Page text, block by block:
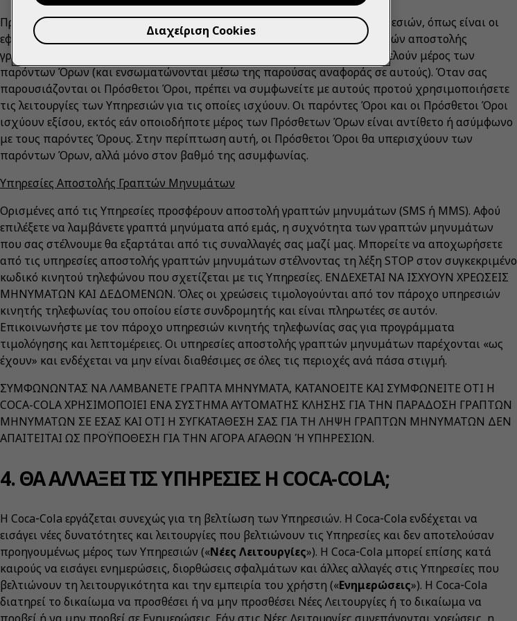
Πρόσθετοι όροι ενδέχεται να ισχύουν για ορισμένες λειτουργίες των Υπηρεσιών, όπως είναι οι
εφαρμογές, οι προωθητικές ενέργειες, οι όροι πώλησης ή η χρήση υπηρεσιών αποστολής
γραπτών μηνυμάτων («
»). Όλοι οι Πρόσθετοι Όροι αποτελούν μέρος των
παρόντων Όρων (και ενσωματώνονται μέσω της παρούσας αναφοράς σε αυτούς). Όταν σας
παρουσιάζονται οι Πρόσθετοι Όροι, πρέπει να συμφωνείτε με αυτούς προτού χρησιμοποιήσετε
τις λειτουργίες των Υπηρεσιών για τις οποίες ισχύουν. Οι παρόντες Όροι και οι Πρόσθετοι Όροι
ισχύουν εξίσου, εκτός εάν οποιοδήποτε μέρος των Πρόσθετων Όρων είναι αντίθετο ή ασύμφωνο
με τους παρόντες Όρους. Στην περίπτωση αυτή, οι Πρόσθετοι Όροι θα υπερισχύουν των
παρόντων Όρων, αλλά μόνο στον βαθμό της ασυμφωνίας.
Υπηρεσίες Αποστολής Γραπτών Μηνυμάτων
Ορισμένες από τις Υπηρεσίες προσφέρουν αποστολή γραπτών μηνυμάτων (SMS ή MMS). Αφού
επιλέξετε να λαμβάνετε γραπτά μηνύματα από εμάς, η συχνότητα των γραπτών μηνυμάτων
που σας στέλνουμε θα εξαρτάται από τις συναλλαγές σας μαζί μας. Μπορείτε να αποχωρήσετε
από τις υπηρεσίες αποστολής γραπτών μηνυμάτων στέλνοντας τη λέξη STOP στον συγκεκριμένο
κωδικό κινητού τηλεφώνου που σχετίζεται με τις Υπηρεσίες. ΕΝΔΕΧΕΤΑΙ ΝΑ ΙΣΧΥΟΥΝ ΧΡΕΩΣΕΙΣ
ΜΗΝΥΜΑΤΩΝ ΚΑΙ ΔΕΔΟΜΕΝΩΝ. Όλες οι χρεώσεις τιμολογούνται από τον πάροχο υπηρεσιών
κινητής τηλεφωνίας του οποίου είστε συνδρομητής και είναι πληρωτέες σε αυτόν.
Επικοινωνήστε με τον πάροχο υπηρεσιών κινητής τηλεφωνίας σας για προγράμματα
τιμολόγησης και λεπτομέρειες. Οι υπηρεσίες αποστολής γραπτών μηνυμάτων παρέχονται «ως
έχουν» και ενδέχεται να μην είναι διαθέσιμες σε όλες τις περιοχές ανά πάσα στιγμή.
ΣΥΜΦΩΝΩΝΤΑΣ ΝΑ ΛΑΜΒΑΝΕΤΕ ΓΡΑΠΤΑ ΜΗΝΥΜΑΤΑ, ΚΑΤΑΝΟΕΙΤΕ ΚΑΙ ΣΥΜΦΩΝΕΙΤΕ ΟΤΙ Η
COCA-COLA ΧΡΗΣΙΜΟΠΟΙΕΙ ΕΝΑ ΣΥΣΤΗΜΑ ΑΥΤΟΜΑΤΗΣ ΚΛΗΣΗΣ ΓΙΑ ΤΗΝ ΠΑΡΑΔΟΣΗ ΓΡΑΠΤΩΝ
ΜΗΝΥΜΑΤΩΝ ΣΕ ΕΣΑΣ ΚΑΙ ΟΤΙ Η ΣΥΓΚΑΤΑΘΕΣΗ ΣΑΣ ΓΙΑ ΤΗ ΛΗΨΗ ΓΡΑΠΤΩΝ ΜΗΝΥΜΑΤΩΝ ΔΕΝ
ΑΠΑΙΤΕΙΤΑΙ ΩΣ ΠΡΟΫΠΟΘΕΣΗ ΓΙΑ ΤΗΝ ΑΓΟΡΑ ΑΓΑΘΩΝ Ή ΥΠΗΡΕΣΙΩΝ.
4. ΘΑ ΑΛΛΑΞΕΙ ΤΙΣ ΥΠΗΡΕΣΙΕΣ Η COCA-COLA;
Η Coca‑Cola εργάζεται συνεχώς για τη βελτίωση των Υπηρεσιών. Η Coca‑Cola ενδέχεται να
εισάγει νέες δυνατότητες και λειτουργίες που βελτιώνουν τις Υπηρεσίες και δεν αποτελούσαν
προηγουμένως μέρος των Υπηρεσιών («Νέες Λειτουργίες»). Η Coca‑Cola μπορεί επίσης κατά
καιρούς να εισάγει ενημερώσεις, διορθώσεις σφαλμάτων και άλλες αλλαγές στις Υπηρεσίες που
βελτιώνουν τη λειτουργικότητα και την εμπειρία του χρήστη («Ενημερώσεις»). Η Coca‑Cola
διατηρεί το δικαίωμα να προσθέσει ή να μην προσθέσει Νέες Λειτουργίες ή το δικαίωμα να
Διαχείριση Cookies